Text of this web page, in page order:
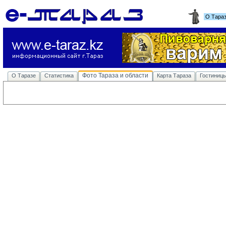
О
О Таразе Статистика Фото Тараза и области Карта Тараза